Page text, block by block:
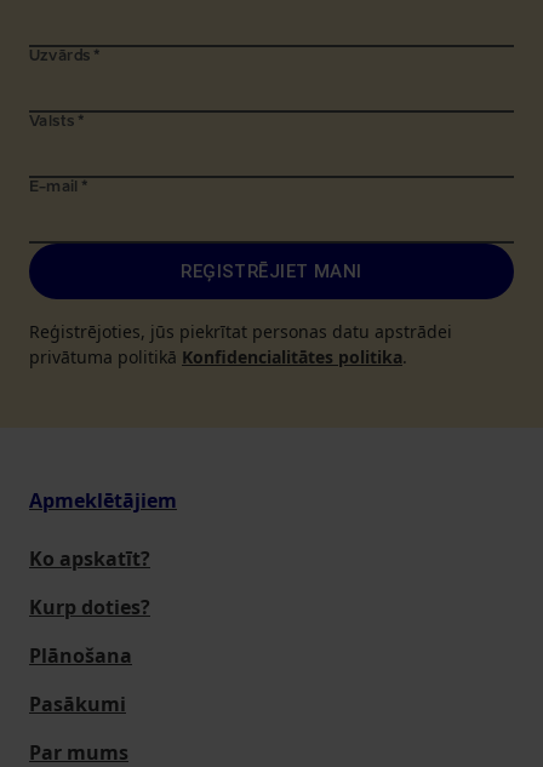
Uzvārds *
Valsts *
E-mail *
REĢISTRĒJIET MANI
Reģistrējoties, jūs piekrītat personas datu apstrādei
privātuma politikā Konfidencialitātes politika.
Apmeklētājiem
Ko apskatīt?
Kurp doties?
Plānošana
Pasākumi
Par mums